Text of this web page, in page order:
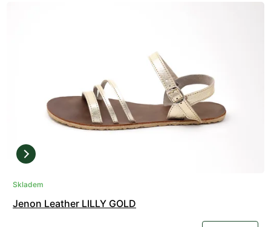
Skladem
Jenon Leather LILLY GOLD